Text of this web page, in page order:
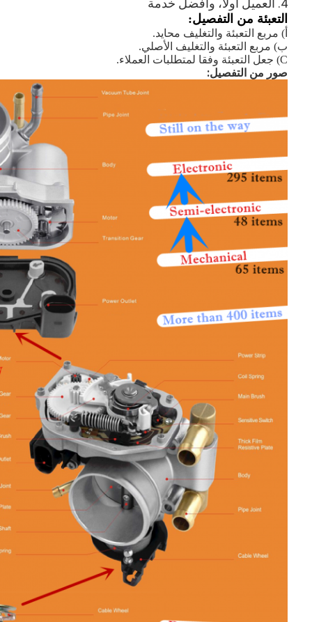
4. العميل أولا، وأفضل خدمة
التعبئة من التفصيل:
أ) مربع التعبئة والتغليف محايد.
ب) مربع التعبئة والتغليف الأصلي.
C) جعل التعبئة وفقا لمتطلبات العملاء.
صور من التفصيل: